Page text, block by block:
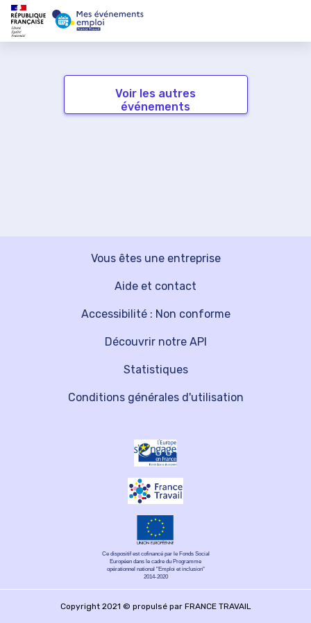
Voir les autres
événements
Vous êtes une entreprise
Découvrir notre API
Aide et contact
Statistiques
Accessibilité : Non conforme
Conditions générales d'utilisation
Ce dispositif est cofinancé par le Fonds Social
Européen dans le cadre du Programme
opérationnel national "Emploi et inclusion"
2014-2020
Copyright 2021 © propulsé par FRANCE TRAVAIL